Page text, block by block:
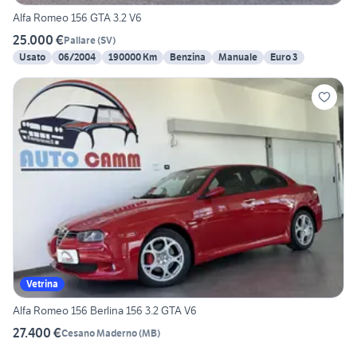
Alfa Romeo 156 GTA 3.2 V6
25.000 €Pallare(SV)
Usato
06/2004 190000 Km Benzina Manuale Euro 3
Vetrina
Alfa Romeo 156 Berlina 156 3.2 GTA V6
27.400 €Cesano Maderno(MB)